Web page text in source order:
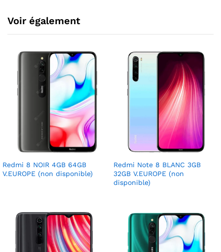
Voir également
Redmi 8 NOIR 4GB 64GB
V.EUROPE (non disponible)
Redmi Note 8 BLANC 3GB
32GB V.EUROPE (non
disponible)